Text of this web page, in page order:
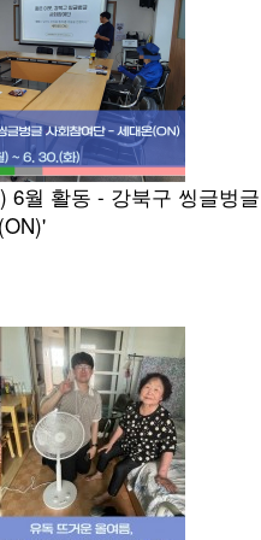
6월 활동 - 강북구 씽글벙글